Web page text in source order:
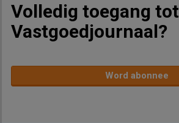
Volledig toegang tot
Vastgoedjournaal?
Word abonnee